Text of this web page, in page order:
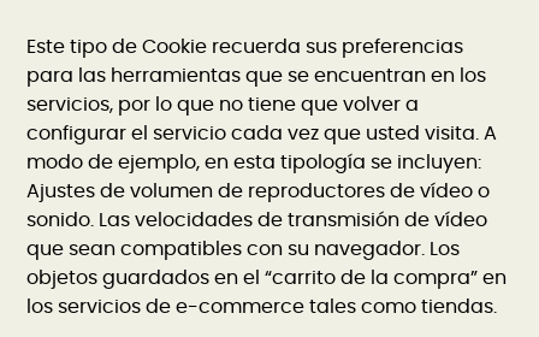
Este tipo de Cookie recuerda sus preferencias
para las herramientas que se encuentran en los
servicios, por lo que no tiene que volver a
configurar el servicio cada vez que usted visita. A
modo de ejemplo, en esta tipología se incluyen:
Ajustes de volumen de reproductores de vídeo o
sonido. Las velocidades de transmisión de vídeo
que sean compatibles con su navegador. Los
objetos guardados en el “carrito de la compra” en
los servicios de e-commerce tales como tiendas.